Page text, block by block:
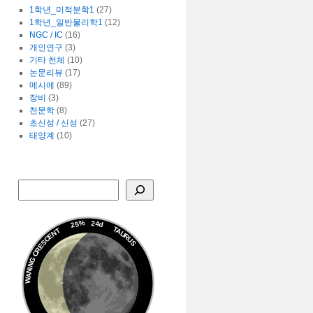
1학년_미적분학1 (27)
1학년_일반물리학1 (12)
NGC / IC (16)
개인연구 (3)
기타 천체 (10)
논문리뷰 (17)
메시에 (89)
장비 (3)
천문학(8)
초신성 / 신성 (27)
태양계 (10)
25% 24d
TAURUS
WANING CRESCENT